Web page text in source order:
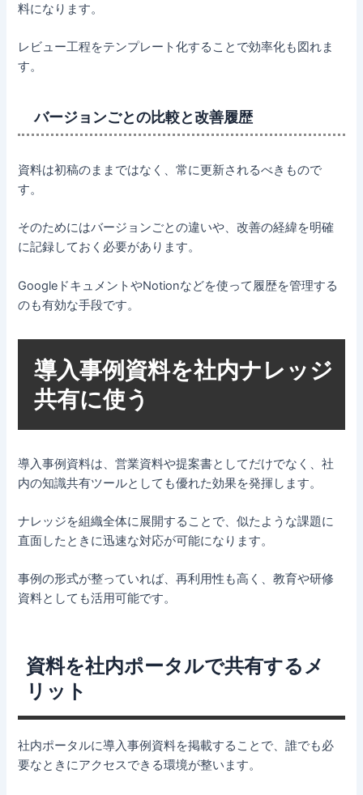
料になります。
レビュー工程をテンプレート化することで効率化も図れま
す。
バージョンごとの比較と改善履歴
資料は初稿のままではなく、常に更新されるべきもので
す。
そのためにはバージョンごとの違いや、改善の経緯を明確
に記録しておく必要があります。
GoogleドキュメントやNotionなどを使って履歴を管理する
のも有効な手段です。
導入事例資料を社内ナレッジ
共有に使う
導入事例資料は、営業資料や提案書としてだけでなく、社
内の知識共有ツールとしても優れた効果を発揮します。
ナレッジを組織全体に展開することで、似たような課題に
直面したときに迅速な対応が可能になります。
事例の形式が整っていれば、再利用性も高く、教育や研修
資料としても活用可能です。
資料を社内ポータルで共有するメ
リット
社内ポータルに導入事例資料を掲載することで、誰でも必
要なときにアクセスできる環境が整います。